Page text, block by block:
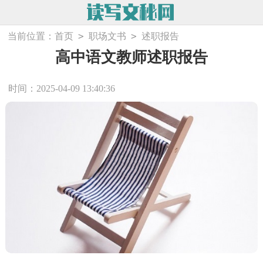
当前位置：首页 > 职场文书 > 述职报告
高中语文教师述职报告
时间：2025-04-09 13:40:36